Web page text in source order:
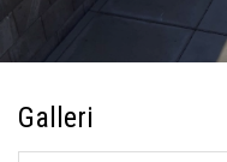
Galleri